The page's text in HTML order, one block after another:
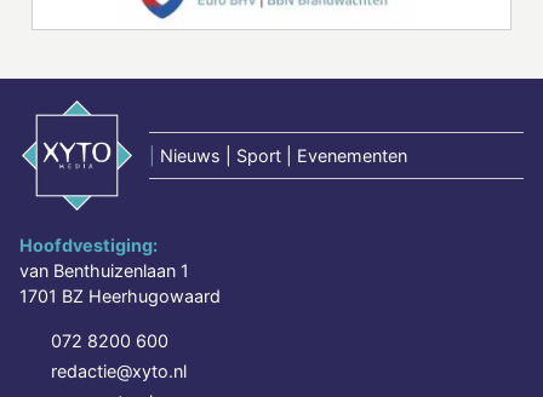
Nieuws | Sport | Evenementen
Hoofdvestiging:
van Benthuizenlaan 1
1701 BZ Heerhugowaard
072 8200 600
redactie@xyto.nl